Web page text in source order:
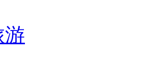
游